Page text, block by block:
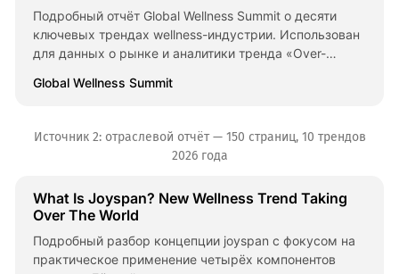
Подробный отчёт Global Wellness Summit о десяти
ключевых трендах wellness-индустрии. Использован
для данных о рынке и аналитики тренда «Over-
Global Wellness Summit
Источник 2: отраслевой отчёт — 150 страниц, 10 трендов
2026 года
What Is Joyspan? New Wellness Trend Taking
Over The World
Подробный разбор концепции joyspan с фокусом на
практическое применение четырёх компонентов